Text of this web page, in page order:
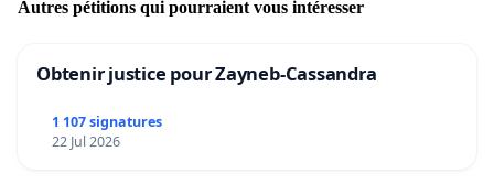
Autres pétitions qui pourraient vous intéresser
Obtenir justice pour Zayneb-Cassandra
1 107 signatures
22 Jul 2026